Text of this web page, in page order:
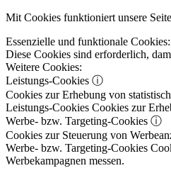
Mit Cookies funktioniert unsere
Essenzielle und funktionale Cookies:
Diese Cookies sind erforderlich,
Weitere Cookies:
Leistungs-Cookies ⓘ
Cookies zur Erhebung von
Leistungs-Cookies Cookies zur
Werbe- bzw. Targeting-Cookies ⓘ
Cookies zur Steuerung von
Werbe- bzw. Targeting-Cookies
Werbekampagnen messen.